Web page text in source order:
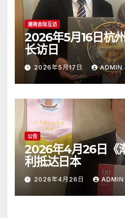
潮商会际互访
2026年5月16日杭
长访日
2026年5月17日 ADMIN
公告
2026年4月26日《
利抵达日本
2026年4月26日 ADMIN